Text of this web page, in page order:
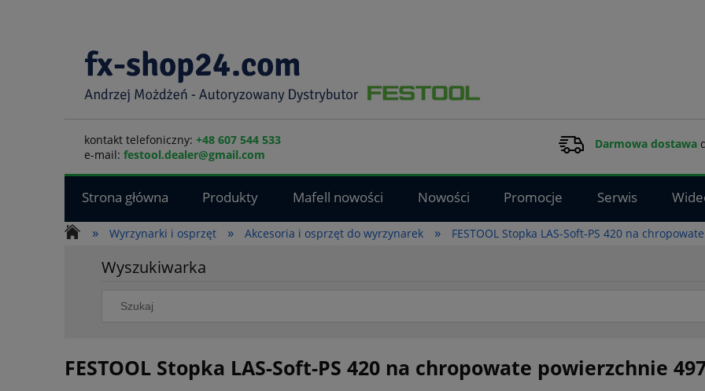
kontakt telefoniczny: +48 607 544 533
e-mail: festool.dealer@gmail.com
Darmowa dostawa
Strona główna Produkty Mafell nowości Nowości Promocje Serwis
»
Wyrzynarki i osprzęt » Akcesoria i osprzęt do wyrzynarek » FESTOOL Stopka LAS-Soft-PS 420 na
Wyszukiwarka
FESTOOL Stopka LAS-Soft-PS 420 na chropowate powierzchnie